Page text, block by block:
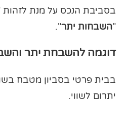
בסביבת הנכס על מנת לזהות
"השבחות יתר".
דוגמה להשבחת יתר
יתרום לשווי.